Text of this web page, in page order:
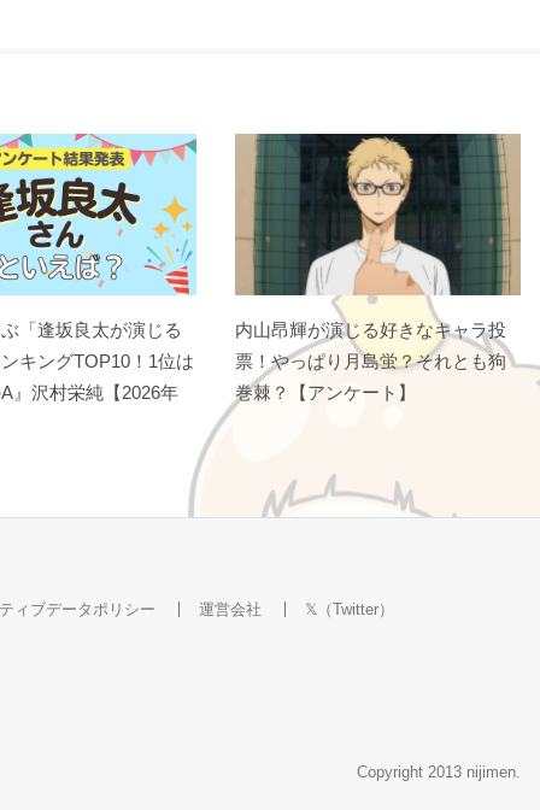
「逢坂良太が演じる
キングTOP10！1位は
』沢村栄純【2026年
内山昂輝が演じる好きなキャラ投
票！やっぱり月島蛍？それとも狗
巻棘？【アンケート】
ィブデータポリシー 運営会社 𝕏（Twitter）
Copyright 2013 nijimen.